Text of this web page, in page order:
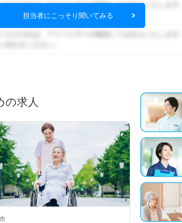
ただければ、アドバイザーが確認してお伝えいたします
合わせください。
担当者にこっそり聞いてみる
の求人